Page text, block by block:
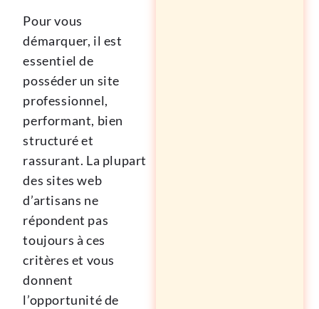
Pour vous
démarquer, il est
essentiel de
posséder un site
professionnel,
performant, bien
structuré et
rassurant. La plupart
des sites web
d’artisans ne
répondent pas
toujours à ces
critères et vous
donnent
l’opportunité de